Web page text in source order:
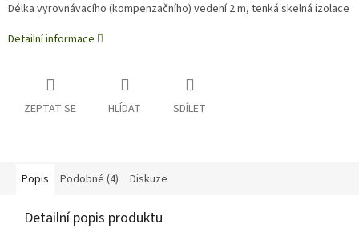
Délka vyrovnávacího (kompenzačního) vedení 2 m, tenká skelná izolace
Detailní informace
ZEPTAT SE HLÍDAT SDÍLET
Popis Podobné (4) Diskuze
Detailní popis produktu